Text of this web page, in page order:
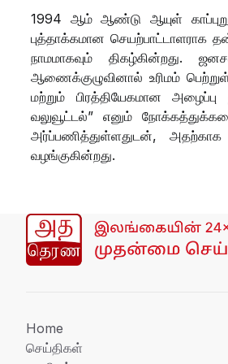
1994 ஆம் ஆண்டு ஆயுள்
புத்தாக்கமான செயற்பாட்டாளராக
நாமமாகவும் திகழ்கின்றது.
ஆணைக்குழுவினால் உரிமம்
மற்றும் பிரத்தியேகமான
வலுவூட்டல்” எனும்
அர்ப்பணித்துள்ளதுடன், அதற்காக
வழங்குகின்றது.
Home
செய்திகள்